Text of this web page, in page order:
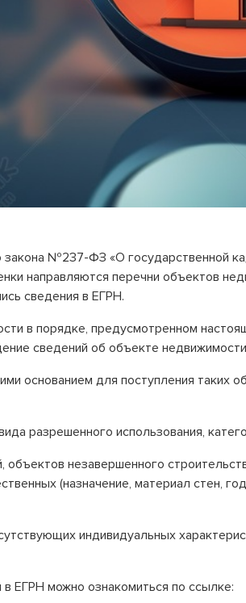
закона №237-ФЗ «О государственной
направляются перечни объектов
сведения в ЕГРН.
в порядке, предусмотренном
сведений об объекте
основанием для поступления таких
разрешенного использования,
незавершенного
(назначение, материал стен,
индивидуальных
в ЕГРН можно ознакомиться по ссылке: